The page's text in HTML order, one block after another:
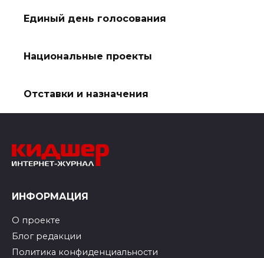
Единый день голосования
Национальные проекты
Отставки и назначения
ИНФОРМАЦИЯ
О проекте
Блог редакции
Политика конфиденциальности